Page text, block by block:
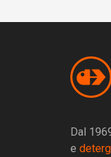
Dal
e